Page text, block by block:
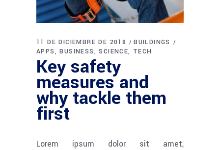
11 DE DICIEMBRE DE 2018
BUILDINGS
APPS
BUSINESS SCIENCE TECH
Key safety
measures and
why tackle them
first
Lorem ipsum dolor sit amet,